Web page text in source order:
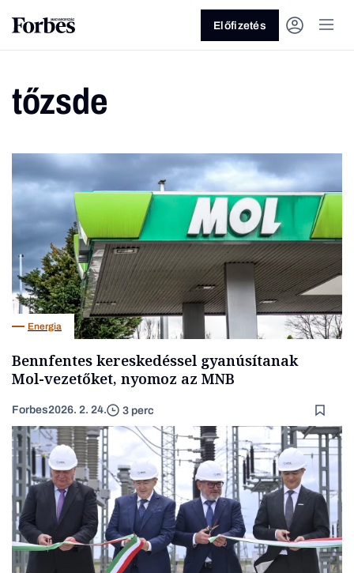
Vagy fedezze fel a következő
témákat
Üzlet Pénz Zöld Legyél jobb!
Előfizetés
tőzsde
Energia
Bennfentes kereskedéssel gyanúsítanak
Mol-vezetőket, nyomoz az MNB
Forbes2026. 2. 24. 3 perc